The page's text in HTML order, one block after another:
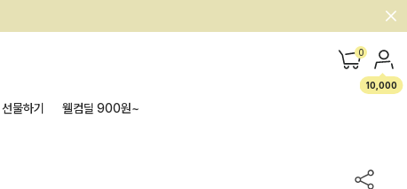
0
10,000
선물하기 웰컴딜 900원~